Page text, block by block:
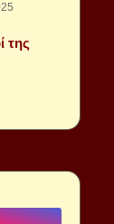
της